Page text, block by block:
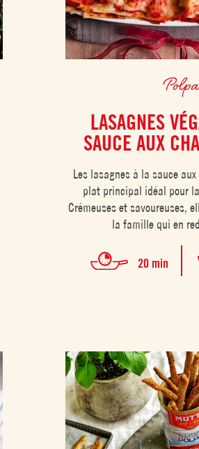
Polpa
LASAGNES
SAUCE AUX
Les lasagnes à la sauce
plat principal idéal pour
Crémeuses et savoureuses,
la famille qui en
20 min